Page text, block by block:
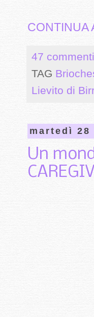
CONTINUA
47
TAG
Lievito di
martedì 28
Un